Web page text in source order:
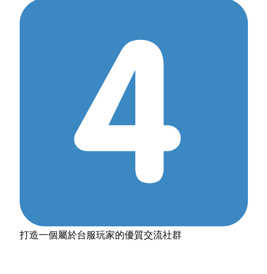
打造一個屬於台服玩家的優質交流社群